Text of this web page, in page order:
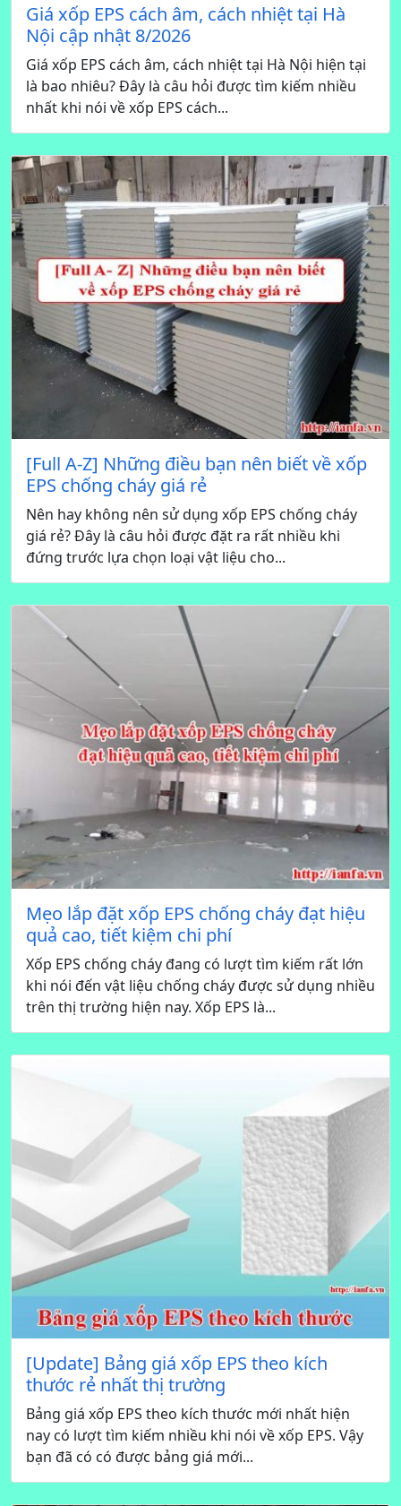
Giá xốp EPS cách âm, cách nhiệt tại Hà
Nội cập nhật 8/2026
Giá xốp EPS cách âm, cách nhiệt tại Hà Nội hiện tại
là bao nhiêu? Đây là câu hỏi được tìm kiếm nhiều
nhất khi nói về xốp EPS cách...
[Full A-Z] Những điều bạn nên biết về xốp
EPS chống cháy giá rẻ
Nên hay không nên sử dụng xốp EPS chống cháy
giá rẻ? Đây là câu hỏi được đặt ra rất nhiều khi
đứng trước lựa chọn loại vật liệu cho...
Mẹo lắp đặt xốp EPS chống cháy đạt hiệu
quả cao, tiết kiệm chi phí
Xốp EPS chống cháy đang có lượt tìm kiếm rất lớn
khi nói đến vật liệu chống cháy được sử dụng nhiều
trên thị trường hiện nay. Xốp EPS là...
[Update] Bảng giá xốp EPS theo kích
thước rẻ nhất thị trường
Bảng giá xốp EPS theo kích thước mới nhất hiện
nay có lượt tìm kiếm nhiều khi nói về xốp EPS. Vậy
bạn đã có có được bảng giá mới...